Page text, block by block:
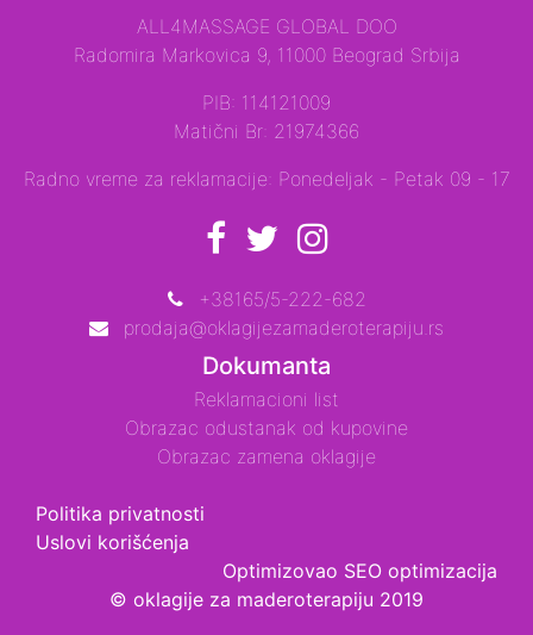
ALL4MASSAGE GLOBAL DOO
Radomira Markovica 9, 11000 Beograd Srbija
PIB: 114121009
Matični Br: 21974366
Radno vreme za reklamacije: Ponedeljak - Petak 09 - 17
+38165/5-222-682
prodaja@oklagijezamaderoterapiju.rs
Dokumanta
Reklamacioni list
Obrazac odustanak od kupovine
Obrazac zamena oklagije
Politika privatnosti
Uslovi korišćenja
Optimizovao SEO optimizacija
© oklagije za maderoterapiju 2019